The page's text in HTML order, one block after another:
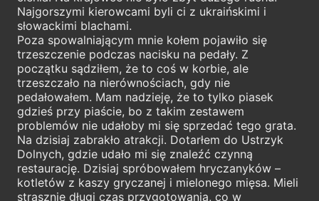
Najgorszymi kierowcami byli ci z ukraińskimi i
słowackimi blachami.
Poza spowalniającym mnie kołem pojawiło się
trzeszczenie podczas nacisku na pedały. Z
początku sądziłem, że to coś w korbie, ale
trzeszczało na nierównościach, gdy nie
pedałowałem. Mam nadzieję, że to tylko piasek
gdzieś przy piaście, bo z takim zestawem
problemów nie udałoby mi się sprzedać tego grata.
Na dzisiaj zabrakło atrakcji. Dotarłem do Ustrzyk
Dolnych, gdzie udało mi się znaleźć czynną
restaurację. Dzisiaj spróbowałem hryczanyków –
kotletów z kaszy gryczanej i mielonego mięsa. Mieli
strasznie długi czas przygotowania, co w